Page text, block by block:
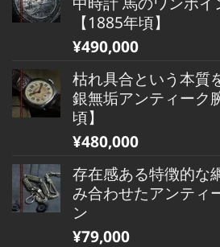
【1885年頃】
¥490,000
枯れ具合という本質
銀無垢アンティーク
頃】
¥480,000
存在感ある特徴的な
み合わせたアンティ
ン
¥79,000